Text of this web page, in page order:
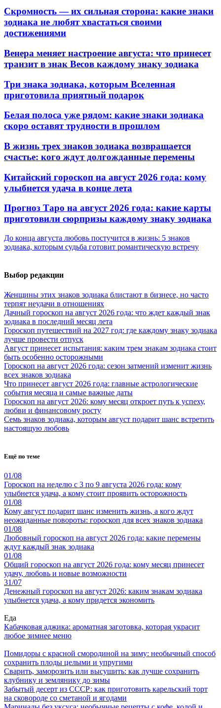
Скромность — их сильная сторона: какие знаки
зодиака не любят хвастаться своими
достижениями
Венера меняет настроение августа: что принесет
транзит в знак Весов каждому знаку зодиака
Три знака зодиака, которым Вселенная
приготовила приятный подарок
Белая полоса уже рядом: какие знаки зодиака
скоро оставят трудности в прошлом
В жизнь трех знаков зодиака возвращается
счастье: кого ждут долгожданные перемены
Китайский гороскоп на август 2026 года: кому
улыбнется удача в конце лета
Прогноз Таро на август 2026 года: какие карты
приготовили сюрпризы каждому знаку зодиака
До конца августа любовь постучится в жизнь: 5 знаков
зодиака, которым судьба готовит романтическую встречу
Выбор редакции
Женщины этих знаков зодиака блистают в бизнесе, но часто
терпят неудачи в отношениях
Дачный гороскоп на август 2026 года: что ждет каждый знак
зодиака в последний месяц лета
Гороскоп путешествий на 2027 год: где каждому знаку зодиака
лучше провести отпуск
Август принесет испытания: каким трем знакам зодиака стоит
быть особенно осторожными
Гороскоп на август 2026 года: сезон затмений изменит жизнь
всех знаков зодиака
Что принесет август 2026 года: главные астрологические
события месяца и самые важные даты
Гороскоп на август 2026: кому месяц откроет путь к успеху,
любви и финансовому росту
Семь знаков зодиака, которым август подарит шанс встретить
настоящую любовь
Ещё по теме
01/08
Гороскоп на неделю с 3 по 9 августа 2026 года: кому
улыбнется удача, а кому стоит проявить осторожность
01/08
Кому август подарит шанс изменить жизнь, а кого ждут
неожиданные повороты: гороскоп для всех знаков зодиака
01/08
Любовный гороскоп на август 2026 года: какие перемены
ждут каждый знак зодиака
01/08
Общий гороскоп на август 2026 года: кому месяц принесет
удачу, любовь и новые возможности
31/07
Денежный гороскоп на август 2026: каким знакам зодиака
улыбнется удача, а кому придется экономить
Еда
Кабачковая аджика: ароматная заготовка, которая украсит
любое зимнее меню
Помидоры с красной смородиной на зиму: необычный способ
сохранить плоды целыми и упругими
Сварить, заморозить или высушить: как лучше сохранить
клубнику и землянику до зимы
Забытый десерт из СССР: как приготовить карельский торт
на сковороде со сметаной и ягодами